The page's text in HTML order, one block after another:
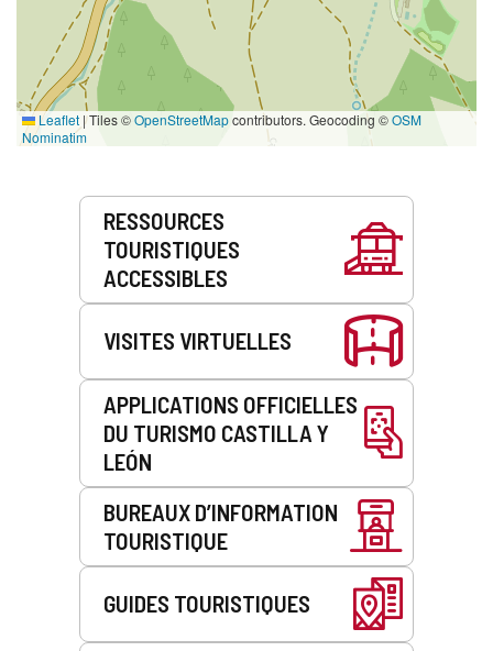
Leaflet |Tiles ©OpenStreetMapcontributors. Geocoding ©OSM
Nominatim
Prestations
RESSOURCES
TOURISTIQUES
ACCESSIBLES
VISITES VIRTUELLES
APPLICATIONS OFFICIELLES
DU TURISMO CASTILLA Y
LEÓN
BUREAUX D’INFORMATION
TOURISTIQUE
GUIDES TOURISTIQUES